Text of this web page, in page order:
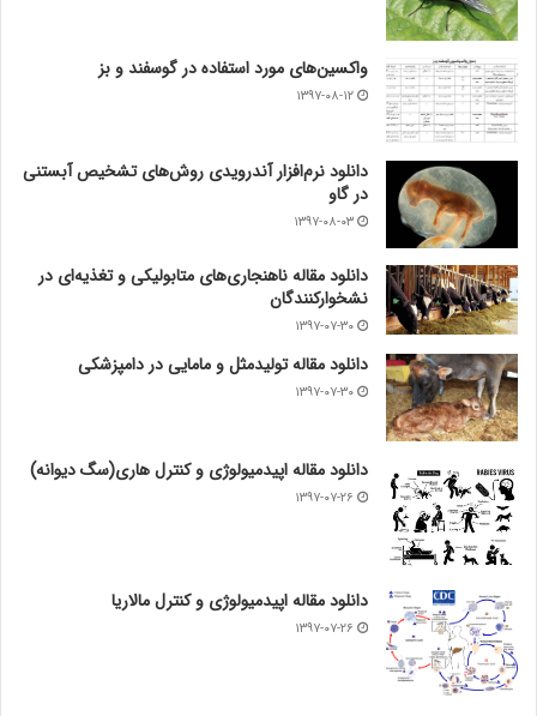
واکسین‌های مورد استفاده در گوسفند و بز
۱۳۹۷-۰۸-۱۲
دانلود نرم‌افزار آندرویدی روش‌های تشخیص آبستنی
در گاو
۱۳۹۷-۰۸-۰۳
دانلود مقاله ناهنجاری‌های متابولیکی و تغذیه‌ای در
نشخوارکنندگان
۱۳۹۷-۰۷-۳۰
دانلود مقاله تولیدمثل و مامایی در دامپزشکی
۱۳۹۷-۰۷-۳۰
دانلود مقاله اپیدمیولوژی و کنترل هاری(سگ دیوانه)
۱۳۹۷-۰۷-۲۶
دانلود مقاله اپیدمیولوژی و کنترل مالاریا
۱۳۹۷-۰۷-۲۶